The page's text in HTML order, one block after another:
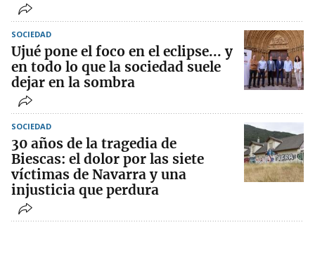
SOCIEDAD
Ujué pone el foco en el eclipse... y
en todo lo que la sociedad suele
dejar en la sombra
SOCIEDAD
30 años de la tragedia de
Biescas: el dolor por las siete
víctimas de Navarra y una
injusticia que perdura